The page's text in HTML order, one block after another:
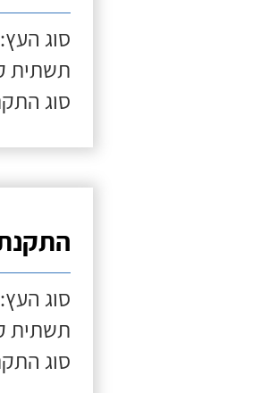
סוג
תשתית
סוג
סוג
תשתית
סוג